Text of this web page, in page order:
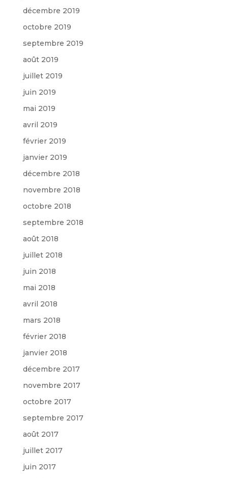
décembre 2019
octobre 2019
septembre 2019
août 2019
juillet 2019
juin 2019
mai 2019
avril 2019
février 2019
janvier 2019
décembre 2018
novembre 2018
octobre 2018
septembre 2018
août 2018
juillet 2018
juin 2018
mai 2018
avril 2018
mars 2018
février 2018
janvier 2018
décembre 2017
novembre 2017
octobre 2017
septembre 2017
août 2017
juillet 2017
juin 2017